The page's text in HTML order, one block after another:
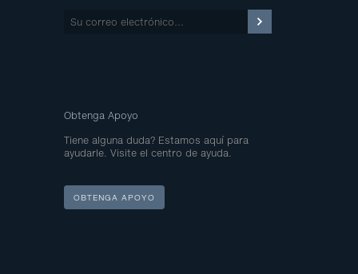
Su
Obtenga Apoyo
Tiene alguna duda? Estamos aquí para
ayudarle. Visite el centro de ayuda.
OBTENGA APOYO